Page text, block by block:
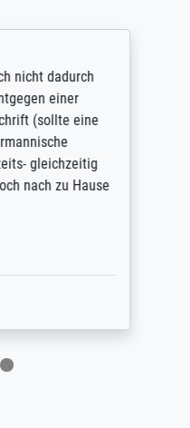
nicht dadurch
einer
(sollte eine
gleichzeitig
nach zu Hause